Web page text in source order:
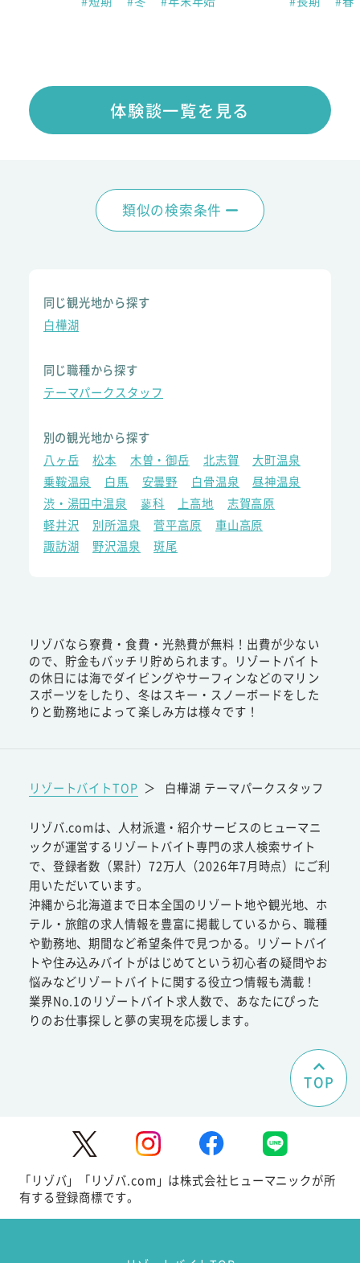
体験談一覧を見る
類似の検索条件
同じ観光地から探す
白樺湖
同じ職種から探す
テーマパークスタッフ
別の観光地から探す
八ヶ岳
松本 木曽・御岳 北志賀
大町温泉
乗鞍温泉
白馬 安曇野 白骨温泉
昼神温泉
渋・湯田中温泉
蓼科 上高地
志賀高原
軽井沢
別所温泉 菅平高原
車山高原
諏訪湖
野沢温泉 斑尾
リゾバなら寮費・食費・光熱費が無料！出費が少ない
ので、貯金もバッチリ貯められます。リゾートバイト
の休日には海でダイビングやサーフィンなどのマリン
スポーツをしたり、冬はスキー・スノーボードをした
りと勤務地によって楽しみ方は様々です！
リゾートバイトTOP ＞ 白樺湖 テーマパークスタッフ
リゾバ.comは、人材派遣・紹介サービスのヒューマニ
ックが運営するリゾートバイト専門の求人検索サイト
で、登録者数（累計）72万人（2026年7月時点）にご利
用いただいています。
沖縄から北海道まで日本全国のリゾート地や観光地、ホ
テル・旅館の求人情報を豊富に掲載しているから、職種
や勤務地、期間など希望条件で見つかる。リゾートバイ
トや住み込みバイトがはじめてという初心者の疑問やお
悩みなどリゾートバイトに関する役立つ情報も満載！
業界No.1のリゾートバイト求人数で、あなたにぴった
りのお仕事探しと夢の実現を応援します。
TOP
「リゾバ」「リゾバ.com」は株式会社ヒューマニックが所
有する登録商標です。